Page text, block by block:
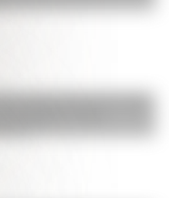
al principio del siglo